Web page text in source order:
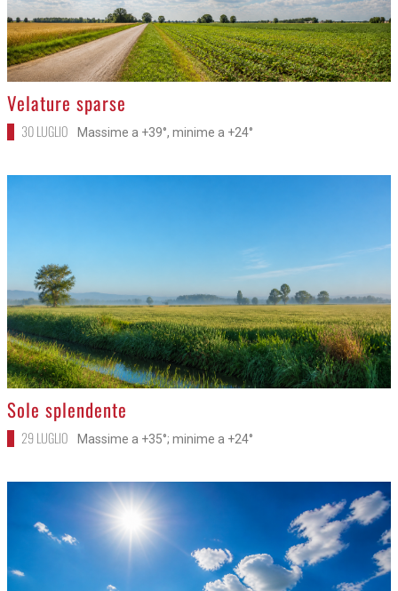
>
Velature sparse
30 LUGLIO Massime a +39°, minime a +24°
>
Sole splendente
29 LUGLIO Massime a +35°; minime a +24°